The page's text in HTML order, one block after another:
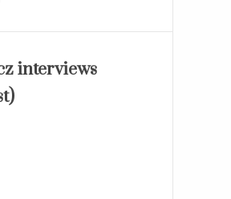
interviews